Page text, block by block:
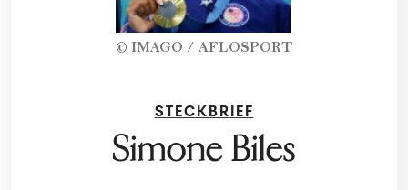
© IMAGO / AFLOSPORT
STECKBRIEF
Simone Biles